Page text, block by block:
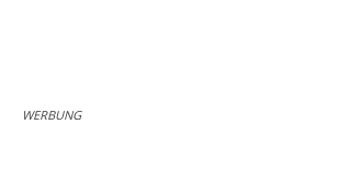
WERBUNG